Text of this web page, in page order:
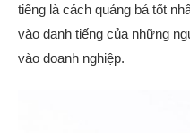
tiếng là cách quảng bá tốt
vào danh tiếng của những
vào doanh nghiệp.